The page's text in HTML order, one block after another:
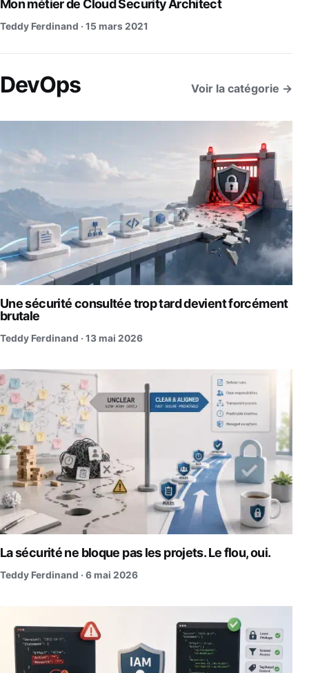
Mon métier de Cloud Security Architect
Teddy Ferdinand · 15 mars 2021
DevOps Voir la catégorie →
Une sécurité consultée trop tard devient forcément
brutale
Teddy Ferdinand · 13 mai 2026
La sécurité ne bloque pas les projets. Le flou, oui.
Teddy Ferdinand · 6 mai 2026